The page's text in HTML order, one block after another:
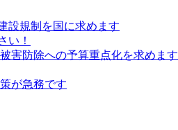
設規制を国に求めます
い！
害防除への予算重点化を求めます
が急務です